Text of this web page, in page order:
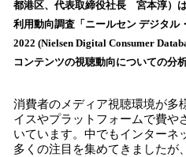
数
を
読
込
中
で
す
都港区、代表取締役社長 宮本淳）
利用動向調査「ニールセン デジタル
2022 (Nielsen Digital Consumer
コンテンツの視聴動向についての分
消費者のメディア視聴環境が多
イスやプラットフォームで費や
いています。中でもインターネ
多くの注目を集めてきましたが